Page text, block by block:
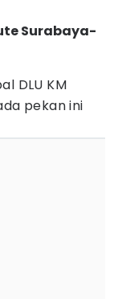
Surabaya-
DLU KM
pekan ini